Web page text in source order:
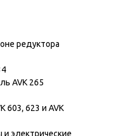
редуктора
AVK 265
603, 623 и AVK
электрические